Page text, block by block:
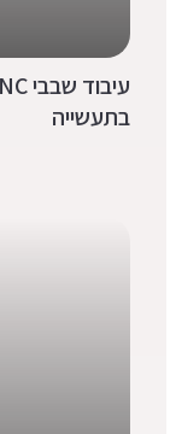
בתעשייה